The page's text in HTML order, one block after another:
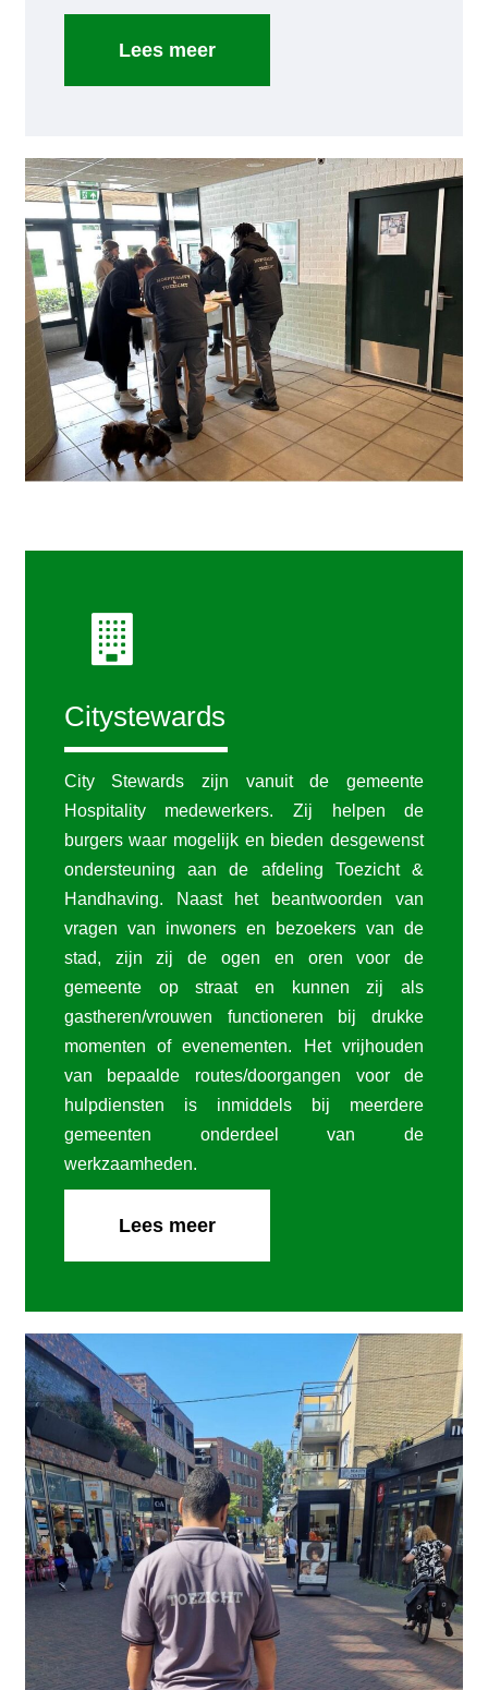
Lees meer
Citystewards
City Stewards zijn vanuit de gemeente
Hospitality medewerkers. Zij helpen de
burgers waar mogelijk en bieden desgewenst
ondersteuning aan de afdeling Toezicht &
Handhaving. Naast het beantwoorden van
vragen van inwoners en bezoekers van de
stad, zijn zij de ogen en oren voor de
gemeente op straat en kunnen zij als
gastheren/vrouwen functioneren bij drukke
momenten of evenementen. Het vrijhouden
van bepaalde routes/doorgangen voor de
hulpdiensten is inmiddels bij meerdere
gemeenten onderdeel van de
werkzaamheden.
Lees meer